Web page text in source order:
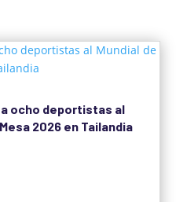
ocho deportistas al
2026 en Tailandia